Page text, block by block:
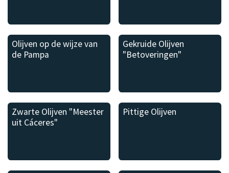
Olijven op de wijze van
de Pampa
Gekruide Olijven
"Betoveringen"
Zwarte Olijven "Meester
uit Cáceres"
Pittige Olijven